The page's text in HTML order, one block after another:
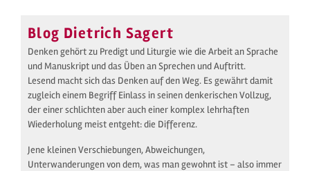
Blog Dietrich Sagert
Denken gehört zu Predigt und Liturgie wie die Arbeit an Sprache
und Manuskript und das Üben an Sprechen und Auftritt.
Lesend macht sich das Denken auf den Weg. Es gewährt damit
zugleich einem Begriff Einlass in seinen denkerischen Vollzug,
der einer schlichten aber auch einer komplex lehrhaften
Wiederholung meist entgeht: die Differenz.
Jene kleinen Verschiebungen, Abweichungen,
Unterwanderungen von dem, was man gewohnt ist – also immer